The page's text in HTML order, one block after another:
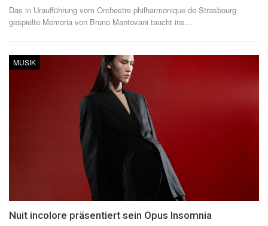
Das in Uraufführung vom Orchestre philharmonique de Strasbourg
gespielte Memoria von Bruno Mantovani taucht ins…
MUSIK
Nuit incolore präsentiert sein Opus Insomnia